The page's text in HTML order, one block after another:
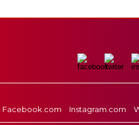
Facebook.com
Instagram.com